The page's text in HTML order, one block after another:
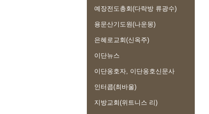
예장전도총회(다락방 류광수)
용문산기도원(나운몽)
은혜로교회(신옥주)
이단뉴스
이단옹호자, 이단옹호신문사
인터콥(최바울)
지방교회(위트니스 리)